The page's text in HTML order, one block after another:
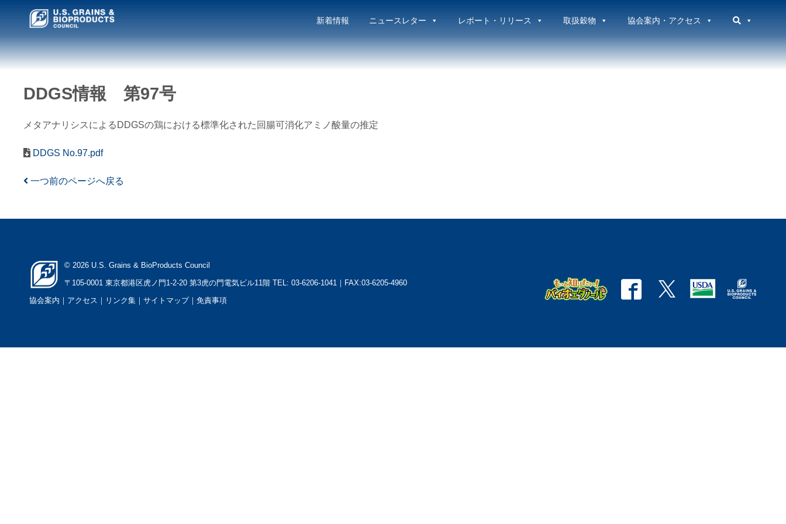
新着情報 ニュースレター レポート・リリース 取扱穀物 協会案内・アクセス
DDGS情報 第97号
メタアナリシスによるDDGSの鶏における標準化された回腸可消化アミノ酸量の推定
DDGS No.97.pdf
一つ前のページへ戻る
© 2026 U.S. Grains & BioProducts Council
〒105-0001 東京都港区虎ノ門1-2-20 第3虎の門電気ビル11階 TEL: 03-6206-1041｜FAX:03-6205-4960
協会案内 ｜アクセス ｜ リンク集 ｜ サイトマップ｜ 免責事項